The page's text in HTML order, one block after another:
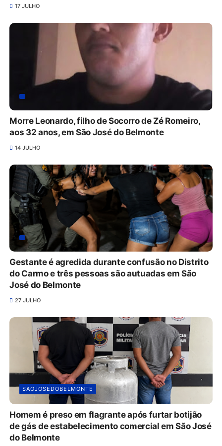
17 JULHO
Morre Leonardo, filho de Socorro de Zé Romeiro,
aos 32 anos, em São José do Belmonte
14 JULHO
Gestante é agredida durante confusão no Distrito
do Carmo e três pessoas são autuadas em São
José do Belmonte
27 JULHO
SAOJOSEDOBELMONTE
Homem é preso em flagrante após furtar botijão
de gás de estabelecimento comercial em São José
do Belmonte